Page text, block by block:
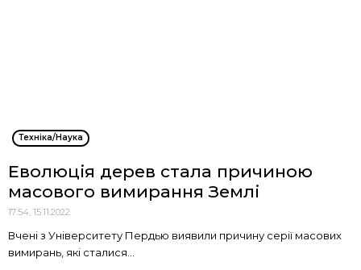
Техніка/Наука
Еволюція дерев стала причиною
масового вимирання Землі
17:54, 15.11.2022
Вчені з Університету Пердью виявили причину серії масових
вимирань, які сталися...